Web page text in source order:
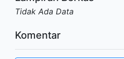
Tidak Ada Data
Komentar